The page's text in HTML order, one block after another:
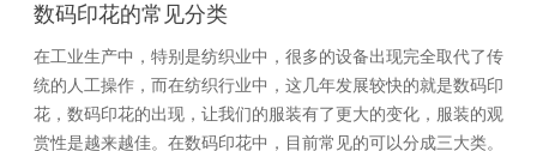
数码印花的常见分类
在工业生产中，特别是纺织业中，很多的设备出现完全取代了传
统的人工操作，而在纺织行业中，这几年发展较快的就是数码印
花，数码印花的出现，让我们的服装有了更大的变化，服装的观
赏性是越来越佳。在数码印花中，目前常见的可以分成三大类。